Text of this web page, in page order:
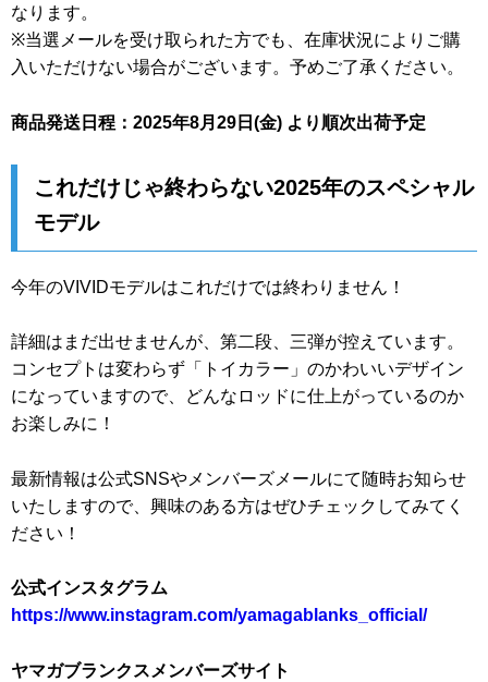
なります。
※当選メールを受け取られた方でも、在庫状況によりご購
入いただけない場合がございます。予めご了承ください。
商品発送日程：2025年8月29日(金) より順次出荷予定
これだけじゃ終わらない2025年のスペシャル
モデル
今年のVIVIDモデルはこれだけでは終わりません！
詳細はまだ出せませんが、第二段、三弾が控えています。
コンセプトは変わらず「トイカラー」のかわいいデザイン
になっていますので、どんなロッドに仕上がっているのか
お楽しみに！
最新情報は公式SNSやメンバーズメールにて随時お知らせ
いたしますので、興味のある方はぜひチェックしてみてく
ださい！
公式インスタグラム
https://www.instagram.com/yamagablanks_official/
ヤマガブランクスメンバーズサイト